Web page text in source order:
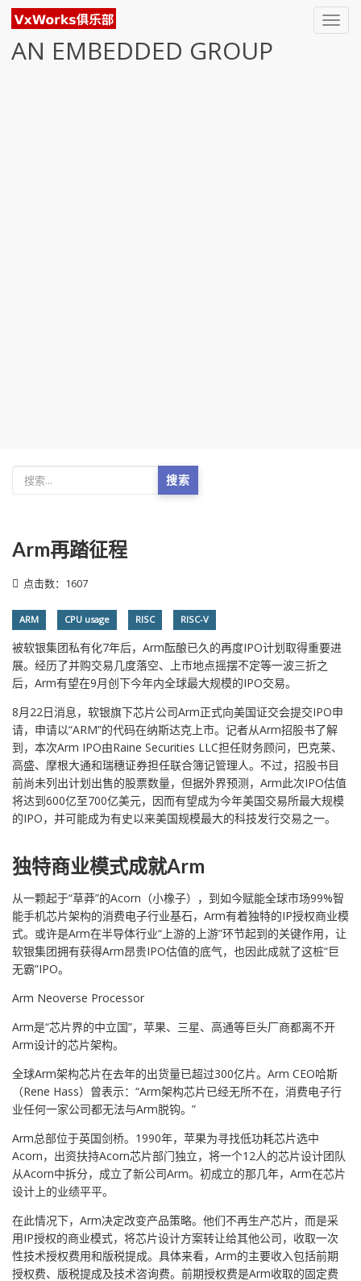
AN EMBEDDED GROUP
搜索
Arm再踏征程
点击数：1607
ARM CPU usage RISC RISC-V
被软银集团私有化7年后，Arm酝酿已久的再度IPO计划取得重要进
展。经历了并购交易几度落空、上市地点摇摆不定等一波三折之
后，Arm有望在9月创下今年内全球最大规模的IPO交易。
8月22日消息，软银旗下芯片公司Arm正式向美国证交会提交IPO申
请，申请以“ARM”的代码在纳斯达克上市。记者从Arm招股书了解
到，本次Arm IPO由Raine Securities LLC担任财务顾问，巴克莱、
高盛、摩根大通和瑞穗证券担任联合簿记管理人。不过，招股书目
前尚未列出计划出售的股票数量，但据外界预测，Arm此次IPO估值
将达到600亿至700亿美元，因而有望成为今年美国交易所最大规模
的IPO，并可能成为有史以来美国规模最大的科技发行交易之一。
独特商业模式成就Arm
从一颗起于“草莽”的Acorn（小橡子），到如今赋能全球市场99%智
能手机芯片架构的消费电子行业基石，Arm有着独特的IP授权商业模
式。或许是Arm在半导体行业“上游的上游”环节起到的关键作用，让
软银集团拥有获得Arm昂贵IPO估值的底气，也因此成就了这桩“巨
无霸”IPO。
Arm Neoverse Processor
Arm是“芯片界的中立国”，苹果、三星、高通等巨头厂商都离不开
Arm设计的芯片架构。
全球Arm架构芯片在去年的出货量已超过300亿片。Arm CEO哈斯
（Rene Hass）曾表示：“Arm架构芯片已经无所不在，消费电子行
业任何一家公司都无法与Arm脱钩。”
Arm总部位于英国剑桥。1990年，苹果为寻找低功耗芯片选中
Acorn，出资扶持Acorn芯片部门独立，将一个12人的芯片设计团队
从Acorn中拆分，成立了新公司Arm。初成立的那几年，Arm在芯片
设计上的业绩平平。
在此情况下，Arm决定改变产品策略。他们不再生产芯片，而是采
用IP授权的商业模式，将芯片设计方案转让给其他公司，收取一次
性技术授权费用和版税提成。具体来看，Arm的主要收入包括前期
授权费、版税提成及技术咨询费。前期授权费是Arm收取的固定费